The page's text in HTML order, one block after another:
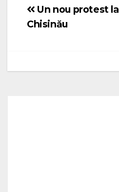
Navigare
în
Un nou protest la
Chisinău